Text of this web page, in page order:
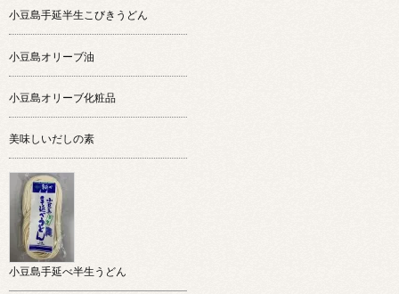
小豆島手延半生こびきうどん
小豆島オリーブ油
小豆島オリーブ化粧品
美味しいだしの素
小豆島手延べ半生うどん